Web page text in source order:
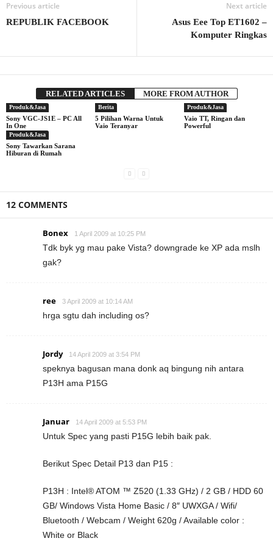
Previous article
REPUBLIK FACEBOOK
Next article
Asus Eee Top ET1602 –
Komputer Ringkas
RELATED ARTICLES MORE FROM AUTHOR
Produk&Jasa
Sony VGC-JS1E – PC All
In One
Berita
5 Pilihan Warna Untuk
Vaio Teranyar
Produk&Jasa
Vaio TT, Ringan dan
Powerful
Produk&Jasa
Sony Tawarkan Sarana
Hiburan di Rumah
12 COMMENTS
Bonex 1 April 2009 at 10:25 PM
Tdk byk yg mau pake Vista? downgrade ke XP ada mslh
gak?
ree 3 April 2009 at 10:14 AM
hrga sgtu dah including os?
Jordy 14 April 2009 at 3:54 PM
speknya bagusan mana donk aq bingung nih antara
P13H ama P15G
Januar 14 April 2009 at 5:53 PM
Untuk Spec yang pasti P15G lebih baik pak.
Berikut Spec Detail P13 dan P15 :
P13H : Intel® ATOM ™ Z520 (1.33 GHz) / 2 GB / HDD 60
GB/ Windows Vista Home Basic / 8″ UWXGA / Wifi/
Bluetooth / Webcam / Weight 620g / Available color :
White or Black